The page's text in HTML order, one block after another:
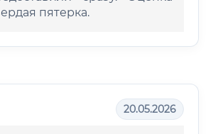
пятерка.
20.05.2026